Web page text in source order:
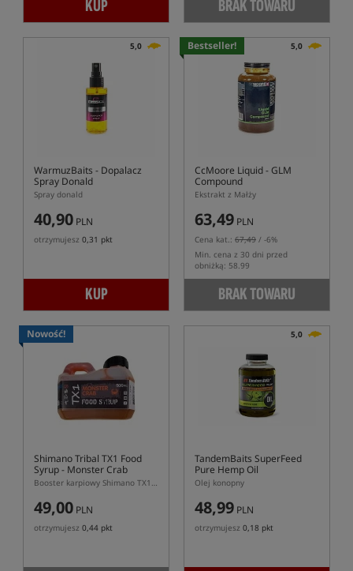
KUP BRAK TOWARU
5,0
WarmuzBaits - Dopalacz
Spray Donald
Spray donald
40,90 PLN
otrzymujesz 0,31 pkt
KUP
Bestseller! 5,0
CcMoore Liquid - GLM
Compound
Ekstrakt z Małży
63,49 PLN
Cena kat.: 67,49 / -6%
Min. cena z 30 dni przed
obniżką: 58.99
BRAK TOWARU
Nowość!
Shimano Tribal TX1 Food
Syrup - Monster Crab
Booster karpiowy Shimano TX1 Monster Crab 500 ml
49,00 PLN
otrzymujesz 0,44 pkt
5,0
TandemBaits SuperFeed
Pure Hemp Oil
Olej konopny
48,99 PLN
otrzymujesz 0,18 pkt